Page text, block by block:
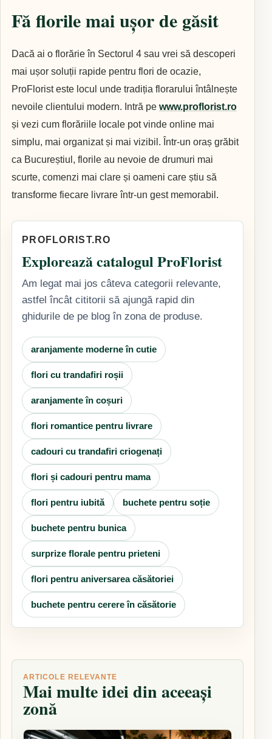
Fă florile mai ușor de găsit
Dacă ai o florărie în Sectorul 4 sau vrei să descoperi
mai ușor soluții rapide pentru flori de ocazie,
ProFlorist este locul unde tradiția florarului întâlnește
nevoile clientului modern. Intră pe www.proflorist.ro
și vezi cum florăriile locale pot vinde online mai
simplu, mai organizat și mai vizibil. Într-un oraș grăbit
ca Bucureștiul, florile au nevoie de drumuri mai
scurte, comenzi mai clare și oameni care știu să
transforme fiecare livrare într-un gest memorabil.
PROFLORIST.RO
Explorează catalogul ProFlorist
Am legat mai jos câteva categorii relevante,
astfel încât cititorii să ajungă rapid din
ghidurile de pe blog în zona de produse.
aranjamente moderne în cutie
flori cu trandafiri roșii
aranjamente în coșuri
flori romantice pentru livrare
cadouri cu trandafiri criogenați
flori și cadouri pentru mama
flori pentru iubită buchete pentru soție
buchete pentru bunica
surprize florale pentru prieteni
flori pentru aniversarea căsătoriei
buchete pentru cerere în căsătorie
ARTICOLE RELEVANTE
Mai multe idei din aceeași
zonă